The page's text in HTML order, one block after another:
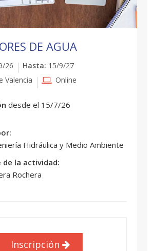
DE AGUA
26 Hasta: 15/9/27
Valencia
Online
desde el 15/7/26
Hidráulica y Medio Ambiente
de la actividad:
Rochera
Inscripción